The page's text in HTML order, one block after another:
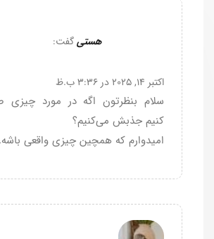
هستیگفت:
اکتبر 14, 2025 در 3:36 ب.ظ
سلام بنظرتون اگه در مورد
کنیم جذبش می‌کنیم؟
امیدوارم که همچین چیزی واقعی باشه.